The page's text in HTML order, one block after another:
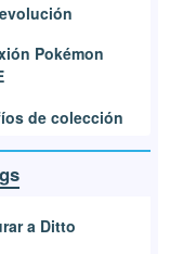
Pokémon
de colección
a Ditto